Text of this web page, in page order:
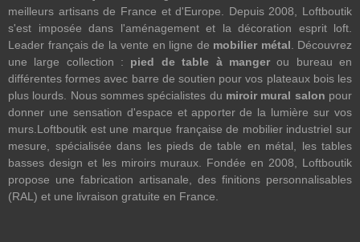
meilleurs artisans de France et d'Europe. Depuis 2008, Loftboutik
s'est imposée dans l'aménagement et la décoration esprit loft.
Leader français de la vente en ligne de mobilier métal . Découvrez
une large collection : pied de table à mangerou bureau en
différentes formes avec barre de soutien pour vos plateaux bois les
plus lourds. Nous sommes spécialistes du miroir mural salon pour
donner une sensation d'espace et apporter de la lumière sur vos
murs.Loftboutik est une marque française de mobilier industriel sur
mesure, spécialisée dans les pieds de table en métal, les tables
basses design et les miroirs muraux. Fondée en 2008, Loftboutik
propose une fabrication artisanale, des finitions personnalisables
(RAL) et une livraison gratuite en France.